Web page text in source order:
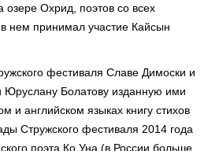
Охрид, поэтов со всех
нем принимал участие Кайсын
фестиваля Славе Димоски и
Болатову изданную ими
и английском языках книгу стихов
Стружского фестиваля 2014 года
поэта Ко Уна (в России больше